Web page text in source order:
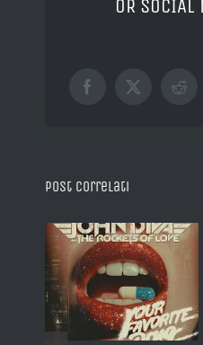
OR SOCIAL
Facebook
X
Post correlati